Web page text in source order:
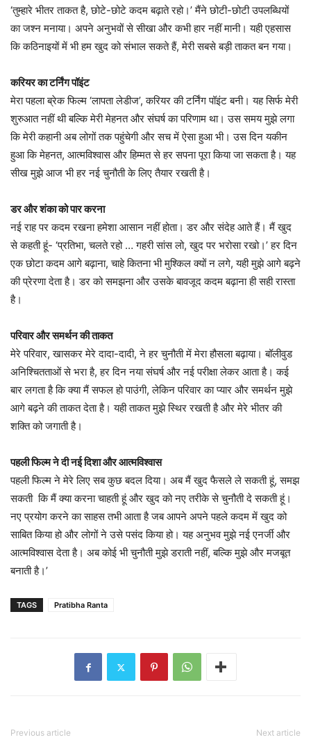
‘तुम्हारे भीतर ताकत है, छोटे-छोटे कदम बढ़ाते रहो।’ मैंने छोटी-छोटी उपलब्धियों
का जश्न मनाया। अपने अनुभवों से सीखा और कभी हार नहीं मानी। यही एहसास
कि कठिनाइयों में भी हम खुद को संभाल सकते हैं, मेरी सबसे बड़ी ताकत बन गया।
करियर का टर्निंग पॉइंट
मेरा पहला ब्रेक फिल्म ‘लापता लेडीज’, करियर की टर्निंग पॉइंट बनी। यह सिर्फ मेरी
शुरुआत नहीं थी बल्कि मेरी मेहनत और संघर्ष का परिणाम था। उस समय मुझे लगा
कि मेरी कहानी अब लोगों तक पहुंचेगी और सच में ऐसा हुआ भी। उस दिन यकीन
हुआ कि मेहनत, आत्मविश्वास और हिम्मत से हर सपना पूरा किया जा सकता है। यह
सीख मुझे आज भी हर नई चुनौती के लिए तैयार रखती है।
डर और शंका को पार करना
नई राह पर कदम रखना हमेशा आसान नहीं होता। डर और संदेह आते हैं। मैं खुद
से कहती हूं- ‘प्रतिभा, चलते रहो … गहरी सांस लो, खुद पर भरोसा रखो।’ हर दिन
एक छोटा कदम आगे बढ़ाना, चाहे कितना भी मुश्किल क्यों न लगे, यही मुझे आगे बढ़ने
की प्रेरणा देता है। डर को समझना और उसके बावजूद कदम बढ़ाना ही सही रास्ता
है।
परिवार और समर्थन की ताकत
मेरे परिवार, खासकर मेरे दादा-दादी, ने हर चुनौती में मेरा हौसला बढ़ाया। बॉलीवुड
अनिश्चितताओं से भरा है, हर दिन नया संघर्ष और नई परीक्षा लेकर आता है। कई
बार लगता है कि क्या मैं सफल हो पाउंगी, लेकिन परिवार का प्यार और समर्थन मुझे
आगे बढ़ने की ताकत देता है। यही ताकत मुझे स्थिर रखती है और मेरे भीतर की
शक्ति को जगाती है।
पहली फिल्म ने दी नई दिशा और आत्मविश्वास
पहली फिल्म ने मेरे लिए सब कुछ बदल दिया। अब मैं खुद फैसले ले सकती हूं, समझ
सकती कि मैं क्या करना चाहती हूं और खुद को नए तरीके से चुनौती दे सकती हूं।
नए प्रयोग करने का साहस तभी आता है जब आपने अपने पहले कदम में खुद को
साबित किया हो और लोगों ने उसे पसंद किया हो। यह अनुभव मुझे नई एनर्जी और
आत्मविश्वास देता है। अब कोई भी चुनौती मुझे डराती नहीं, बल्कि मुझे और मजबूत
बनाती है।’
TAGS Pratibha Ranta
Previous article Next article